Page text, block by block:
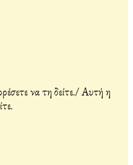
να τη δείτε./Αυτή η